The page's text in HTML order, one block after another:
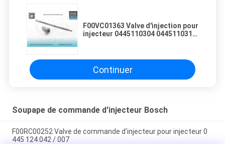
F00VC01363 Valve d'injection pour
injecteur 0445110304 0445110317
Continuer
Soupape de commande d'injecteur Bosch
F00RC00252 Valve de commande d'injecteur pour injecteur 0
445 124 042 / 007